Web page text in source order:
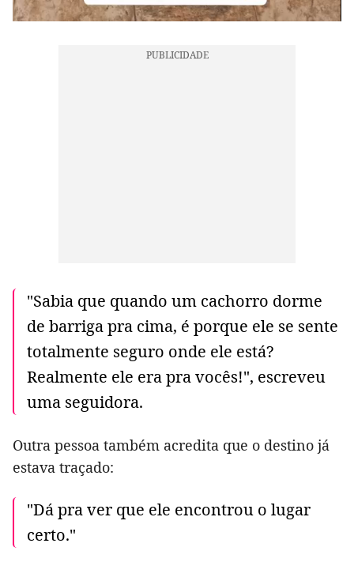
"Sabia que quando um cachorro dorme
de barriga pra cima, é porque ele se sente
totalmente seguro onde ele está?
Realmente ele era pra vocês!", escreveu
uma seguidora.
Outra pessoa também acredita que o destino já
estava traçado:
"Dá pra ver que ele encontrou o lugar
certo."